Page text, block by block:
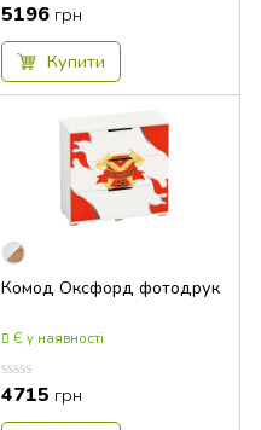
Оцінка
0.00
з
5196 грн
Купити
Комод Оксфорд фотодрук
Є у наявності
Оцінка
0.00
з
4715 грн